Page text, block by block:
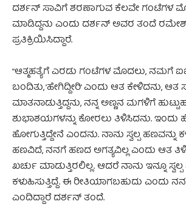
ದರ್ಶನ್ ಸಾವಿಗೆ ಶರಣಾಗುವ ಕೆಲವೇ ಗಂಟೆಗಳ
ಮಾಡಿದ್ದನು ಎಂದು ದರ್ಶನ್ ಅವರ ತಂದೆ
ಪ್ರತಿಕ್ರಿಯಿಸಿದ್ದಾರೆ.
“ಆತ್ಮಹತ್ಯೆಗೆ ಎರಡು ಗಂಟೆಗಳ ಮೊದಲು,
ಬಂದಿತು, ‘ಹೇಗಿದ್ದೀರಿ’ ಎಂದು ಆತ ಕೇಳಿದನು,
ಮಾತನಾಡುತ್ತಿದ್ದನು, ನನ್ನ ಅಣ್ಣನ ಮಗಳಿಗೆ
ಶುಭಾಶಯಗಳನ್ನು ಕೋರಲು ತಿಳಿಸಿದನು. ಇಂದು
ಹೋಗುತ್ತಿದ್ದೇನೆ ಎಂದನು. ನಾನು ಸ್ವಲ್ಪ ಹಣವನ್ನು
ಹಣವಿದೆ, ನನಗೆ ಹಣದ ಅಗತ್ಯವಿಲ್ಲ ಎಂದು ಆತ
ಖರ್ಚು ಮಾಡುತ್ತಿರಲಿಲ್ಲ. ಆದರೆ ನಾನು ಇನ್ನೂ
ಕಳುಹಿಸುತ್ತಿದ್ದೆ. ಈ ರೀತಿಯಾಗಬಹುದು ಎಂದು
ಎಂದಿದ್ದಾರೆ ದರ್ಶನ್ ತಂದೆ.